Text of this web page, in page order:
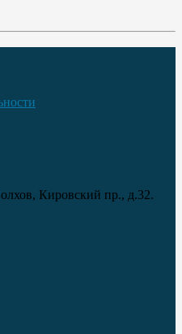
Кировский пр., д.32.